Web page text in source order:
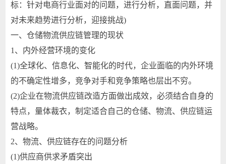
标：针对电商行业面对的问题，进行分析，直面问题，并
对未来趋势进行分析，迎接挑战)
一、仓储物流供应链管理的现状
1、内外经营环境的变化
(1)全球化、信息化、智能化的时代，企业面临的内外环境
的不确定性增多，竞争对手和竞争策略也层出不穷。
(2)企业在物流供应链改造方面做出成效，必须结合自身的
特点，量体裁衣，制定适合自己的仓储、物流、供应链运
营战略。
2、物流、供应链存在的问题分析
(1)供应商供求矛盾突出